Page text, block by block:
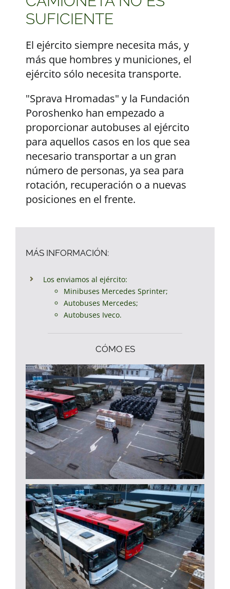
SUFICIENTE
El ejército siempre necesita más, y
más que hombres y municiones, el
ejército sólo necesita transporte.
"Sprava Hromadas" y la Fundación
Poroshenko han empezado a
proporcionar autobuses al ejército
para aquellos casos en los que sea
necesario transportar a un gran
número de personas, ya sea para
rotación, recuperación o a nuevas
posiciones en el frente.
MÁS INFORMACIÓN:
Los enviamos al ejército:
Minibuses Mercedes Sprinter;
Autobuses Mercedes;
Autobuses Iveco.
CÓMO ES